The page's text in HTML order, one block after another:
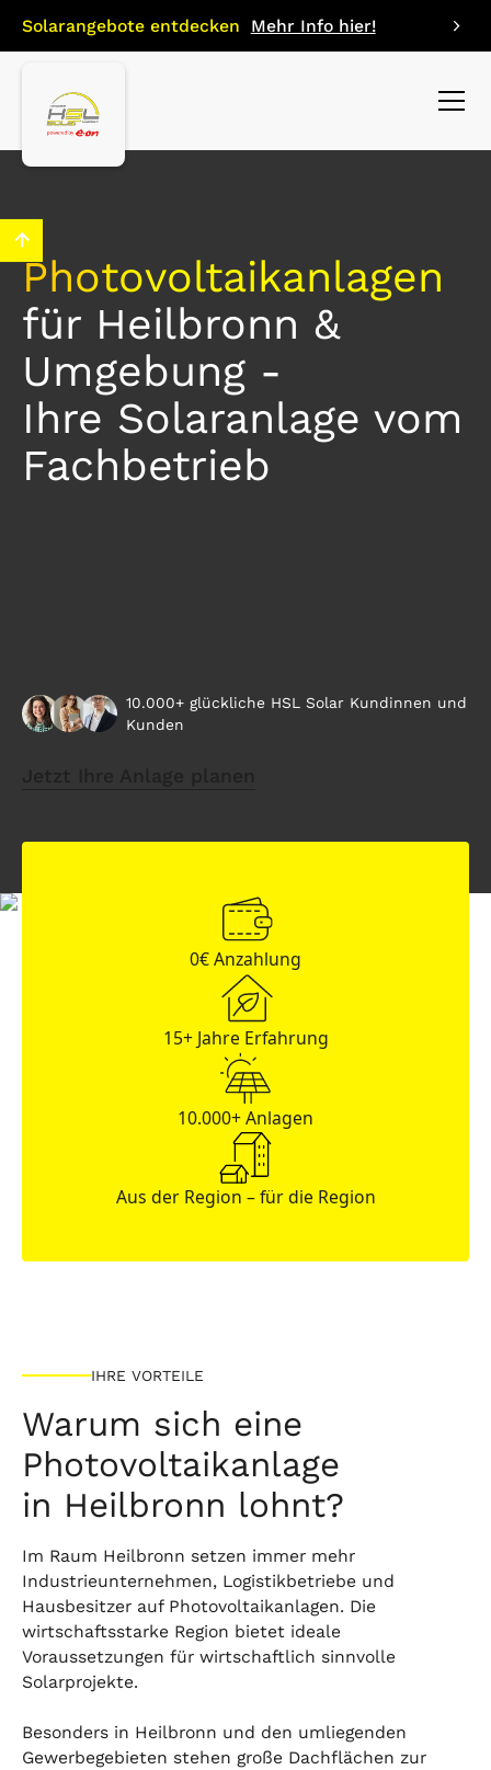
Solarangebote entdecken Mehr Info hier!
Photovoltaik­anlagen
für Heilbronn &
Umgebung -
Ihre Solaranlage vom
Fachbetrieb
10.000+ glückliche HSL Solar Kundinnen und
Kunden
0€ Anzahlung
15+ Jahre Erfahrung
10.000+ Anlagen
Aus der Region – für die Region
IHRE VORTEILE
Warum sich eine
Photovoltaikanlage
in Heilbronn lohnt?
Im Raum Heilbronn setzen immer mehr
Industrieunternehmen, Logistikbetriebe und
Hausbesitzer auf Photovoltaikanlagen. Die
wirtschaftsstarke Region bietet ideale
Voraussetzungen für wirtschaftlich sinnvolle
Solarprojekte.
Besonders in Heilbronn und den umliegenden
Gewerbegebieten stehen große Dachflächen zur